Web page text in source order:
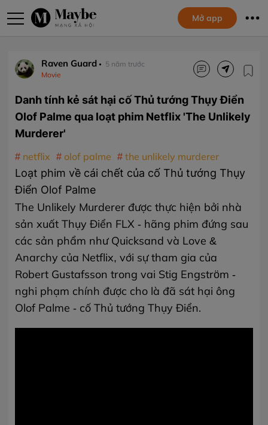
Mở app
Raven Guard
5 năm trước
Movie
Danh tính kẻ sát hại cố Thủ tướng Thụy Điển
Olof Palme qua loạt phim Netflix 'The Unlikely
Murderer'
netflix olof palme the unlikely murderer
Loạt phim về cái chết của cố Thủ tướng Thụy
Điển Olof Palme
The Unlikely Murderer được thực hiện bởi nhà
sản xuất Thụy Điển FLX - hãng phim đứng sau
các sản phẩm như Quicksand và Love &
Anarchy của Netflix, với sự tham gia của
Robert Gustafsson trong vai Stig Engström -
nghi phạm chính được cho là đã sát hại ông
Olof Palme - cố Thủ tướng Thụy Điển.